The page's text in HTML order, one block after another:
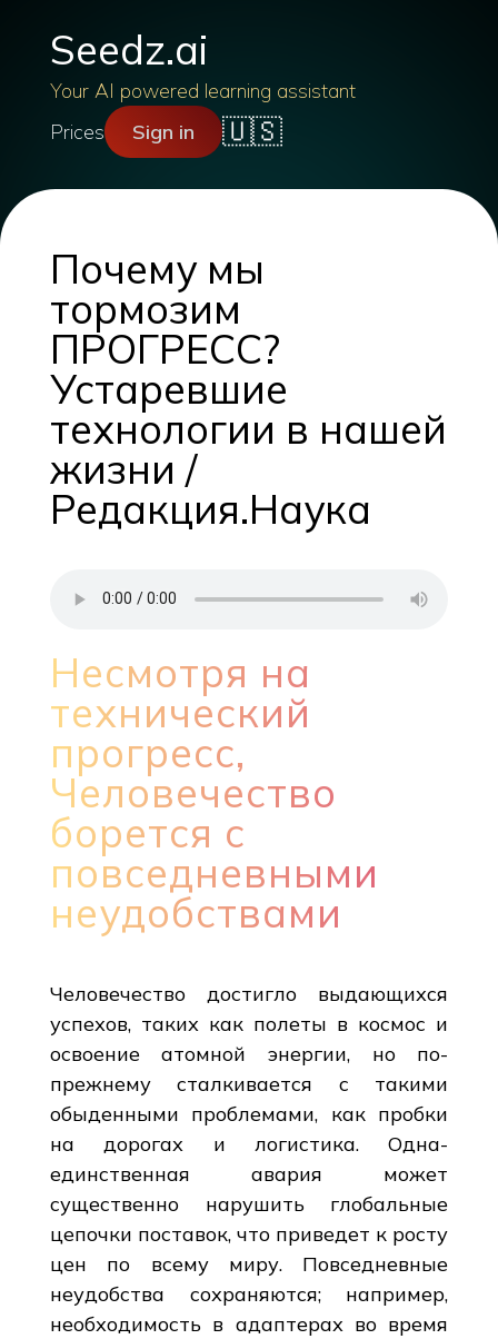
Seedz.ai
Your AI powered learning assistant
Prices
Sign in 🇺🇸
Почему мы
тормозим
ПРОГРЕСС?
Устаревшие
технологии в нашей
жизни /
Редакция.Наука
Несмотря на
технический
прогресс,
Человечество
борется с
повседневными
неудобствами
Человечество достигло выдающихся
успехов, таких как полеты в космос и
освоение атомной энергии, но по-
прежнему сталкивается с такими
обыденными проблемами, как пробки
на дорогах и логистика. Одна-
единственная авария может
существенно нарушить глобальные
цепочки поставок, что приведет к росту
цен по всему миру. Повседневные
неудобства сохраняются; например,
необходимость в адаптерах во время